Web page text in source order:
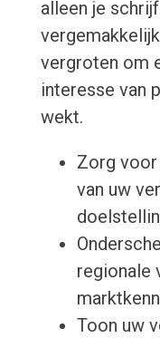
alleen je
vergroten om
interesse van
wekt.
Zorg
van uw
regionale
Toon uw